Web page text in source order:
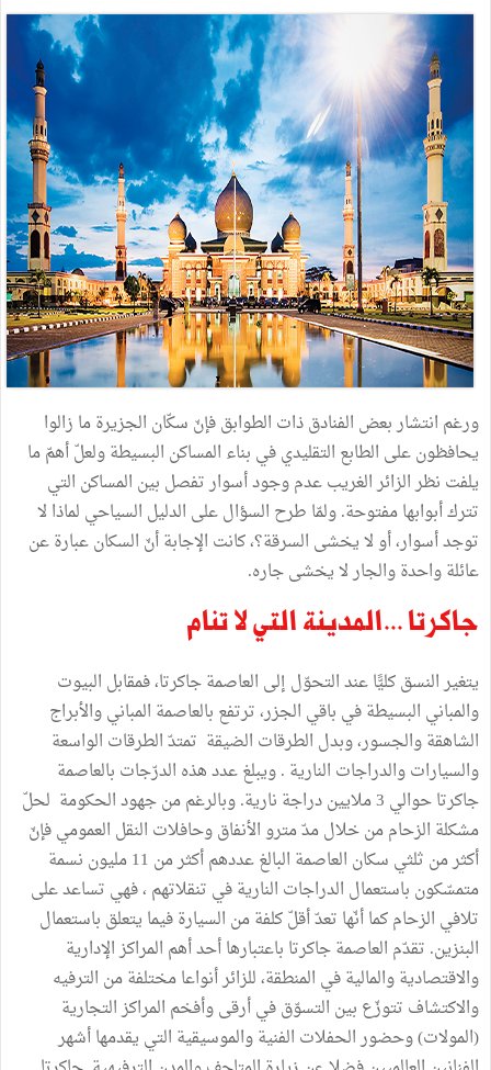
ورغم انتشار بعض الفنادق ذات الطوابق فإنّ سكّان الجزيرة ما زالوا
يحافظون على الطابع التقليدي في بناء المساكن البسيطة ولعلّ أهمّ ما
يلفت نظر الزائر الغريب عدم وجود أسوار تفصل بين المساكن التي
تترك أبوابها مفتوحة. ولمّا طرح السؤال على الدليل السياحي لماذا لا
توجد أسوار، أو لا يخشى السرقة؟، كانت الإجابة أنّ السكان عبارة عن
عائلة واحدة والجار لا يخشى جاره.
جاكرتا ...المدينة التي لا تنام
يتغير النسق كليًّا عند التحوّل إلى العاصمة جاكرتا، فمقابل البيوت
والمباني البسيطة في باقي الجزر، ترتفع بالعاصمة المباني والأبراج
الشاهقة والجسور، وبدل الطرقات الضيقة تمتدّ الطرقات الواسعة
والسيارات والدراجات النارية . ويبلغ عدد هذه الدرّجات بالعاصمة
جاكرتا حوالي 3 ملايين دراجة نارية. وبالرغم من جهود الحكومة لحلّ
مشكلة الزحام من خلال مدّ مترو الأنفاق وحافلات النقل العمومي فإنّ
أكثر من ثلثي سكان العاصمة البالغ عددهم أكثر من 11 مليون نسمة
متمسّكون باستعمال الدراجات النارية في تنقلاتهم ، فهي تساعد على
تلافي الزحام كما أنّها تعدّ أقلّ كلفة من السيارة فيما يتعلق باستعمال
البنزين. تقدّم العاصمة جاكرتا باعتبارها أحد أهم المراكز الإدارية
والاقتصادية والمالية في المنطقة، للزائر أنواعا مختلفة من الترفيه
والاكتشاف تتوزّع بين التسوّق في أرقى وأفخم المراكز التجارية
(المولات) وحضور الحفلات الفنية والموسيقية التي يقدمها أشهر